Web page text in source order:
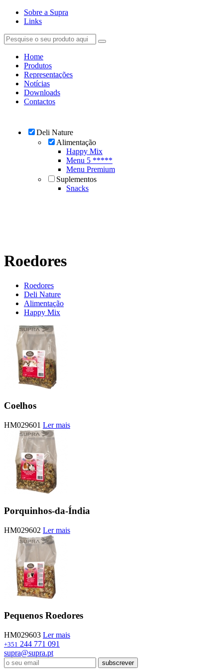
Sobre a Supra
Links
Home
Produtos
Representações
Notícias
Downloads
Contactos
Deli Nature
Alimentação
Happy Mix
Menu 5 *****
Menu Premium
Suplementos
Snacks
Roedores
Roedores
Deli Nature
Alimentação
Happy Mix
Coelhos
HM029601 Ler mais
Porquinhos-da-Índia
HM029602 Ler mais
Pequenos Roedores
HM029603 Ler mais
+351 244 771 091
supra@supra.pt
subscrever